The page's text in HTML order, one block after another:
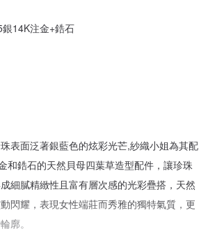
14K注金+鋯石
表面泛著銀藍色的炫彩光芒,紗織小姐為其配
和鋯石的天然貝母四葉草造型配件，讓珍珠
細膩精緻性且富有層次感的光彩疊搭，天然
閃耀，表現女性端莊而秀雅的獨特氣質，更
廓。